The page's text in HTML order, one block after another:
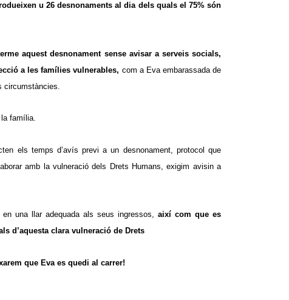
u 26 desnonaments al dia dels quals el 75% són
aquest desnonament sense avisar a serveis socials,
a les famílies vulnerables, com a Eva embarassada de
circumstàncies.
família.
els temps d’avís previ a un desnonament, protocol que
amb la vulneració dels Drets Humans, exigim avisin a
una llar adequada als seus ingressos,així com que es
d’aquesta clara vulneració de Drets
que Eva es quedi al carrer!